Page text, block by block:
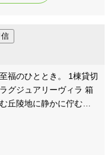
福のひととき。 1棟貸切
グジュアリーヴィラ 箱
丘陵地に静かに佇む…